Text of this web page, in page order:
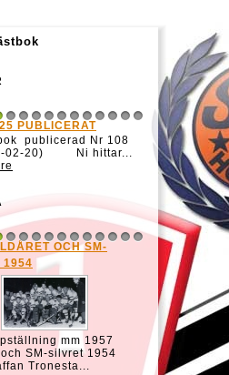
2 3 4 5 6 7 8 9
publicerad Nr 108
20) Ni hittar...
NYTT 2022
Nya klipp
101 och Nr
...
Read more
2 3 4 5 6 7 8 9
OCH SM-
mm 1957
silvret 1954
Tronesta...
HOCKEY
Gävle GIK:s
40 1939/40
Brynäs IF
Read more